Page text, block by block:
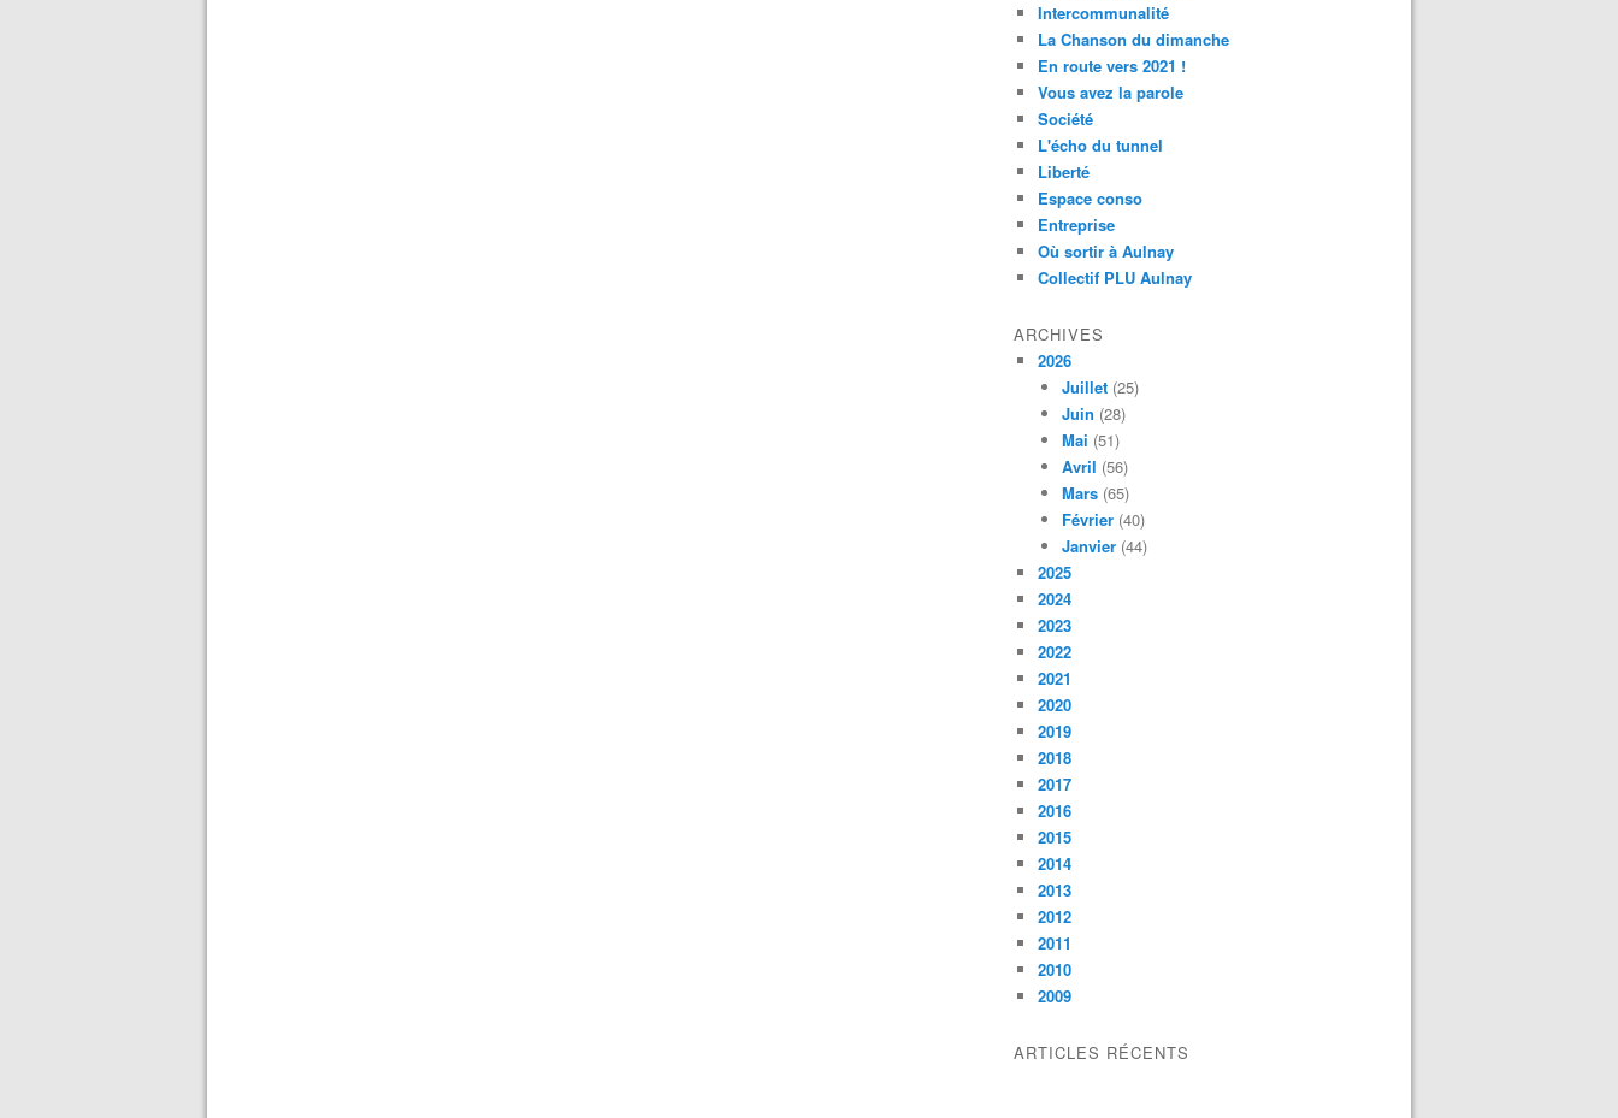
Intercommunalité
La Chanson du dimanche
En route vers 2021 !
Vous avez la parole
Société
L'écho du tunnel
Liberté
Espace conso
Entreprise
Où sortir à Aulnay
Collectif PLU Aulnay
ARCHIVES
2026
Juillet (25)
Juin (28)
Mai (51)
Avril (56)
Mars (65)
Février (40)
Janvier (44)
2025
2024
2023
2022
2021
2020
2019
2018
2017
2016
2015
2014
2013
2012
2011
2010
2009
ARTICLES RÉCENTS